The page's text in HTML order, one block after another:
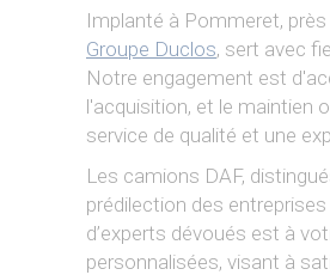
Implanté à Pommeret,
Groupe Duclos, sert avec
Notre engagement est
l'acquisition, et le maintien
service de qualité et une
Les camions DAF,
prédilection des
d’experts dévoués est à
personnalisées, visant à